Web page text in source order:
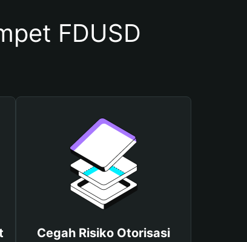
FDUSD
Cegah Risiko Otorisasi